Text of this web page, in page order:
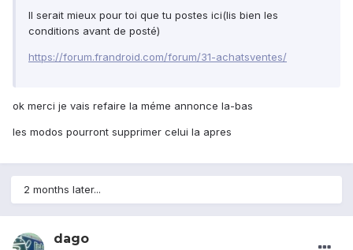
Il serait mieux pour toi que tu postes ici(lis bien les
conditions avant de posté)
https://forum.frandroid.com/forum/31-achatsventes/
ok merci je vais refaire la méme annonce la-bas
les modos pourront supprimer celui la apres
2 months later...
dago